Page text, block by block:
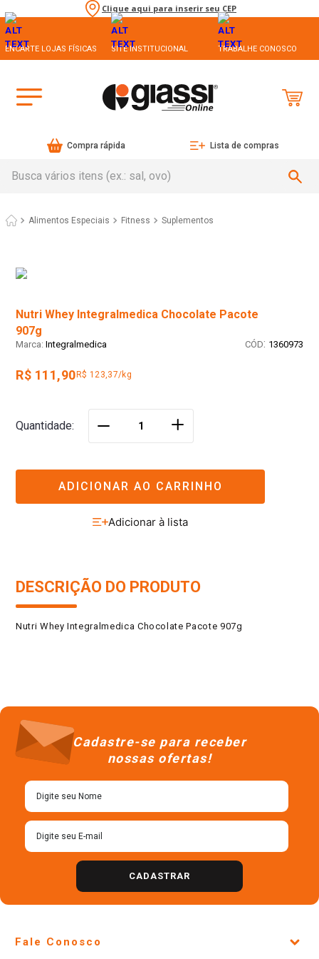
Clique aqui para inserir seu CEP
ENCARTE LOJAS FÍSICAS SITE INSTITUCIONAL TRABALHE CONOSCO
Compra rápida Lista de compras
Alimentos Especiais Fitness Suplementos
Nutri Whey Integralmedica Chocolate Pacote
907g
Integralmedica : 1360973
R$ 111,90 R$ 123,37/kg
Quantidade ＋
ADICIONAR AO CARRINHO
DESCRIÇÃO DO PRODUTO
Nutri Whey Integralmedica Chocolate Pacote 907g
Cadastre-se para receber
nossas ofertas!
CADASTRAR
Fale Conosco